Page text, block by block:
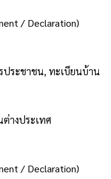
/ Declaration)
ประชาชน, ทะเบียนบ้าน
างประเทศ
/ Declaration)